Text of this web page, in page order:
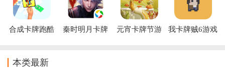
合成卡牌跑酷
秦时明月卡牌
元宵卡牌节游
我卡牌贼6游戏
本类最新